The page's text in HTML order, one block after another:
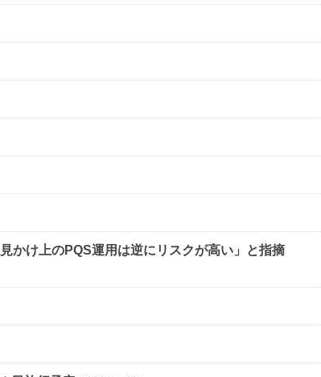
かけ上のPQS運用は逆にリスクが高い」と指摘